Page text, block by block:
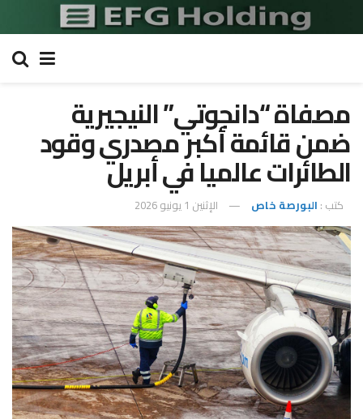
مصفاة “دانجوتي” النيجيرية
ضمن قائمة أكبر مصدري وقود
الطائرات عالميا في أبريل
كتب : البورصة خاص الإثنين 1 يونيو 2026